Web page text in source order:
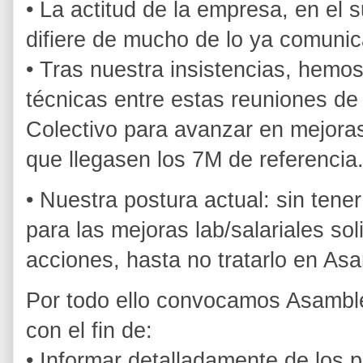
• La actitud de la empresa, en el
difiere de mucho de lo ya
• Tras nuestra insistencias,
técnicas entre estas reuniones
Colectivo para avanzar en
que llegasen los 7M de referencia.
• Nuestra postura actual: sin
para las mejoras lab/salariales
acciones, hasta no tratarlo en
Por todo ello convocamos
con el fin de: